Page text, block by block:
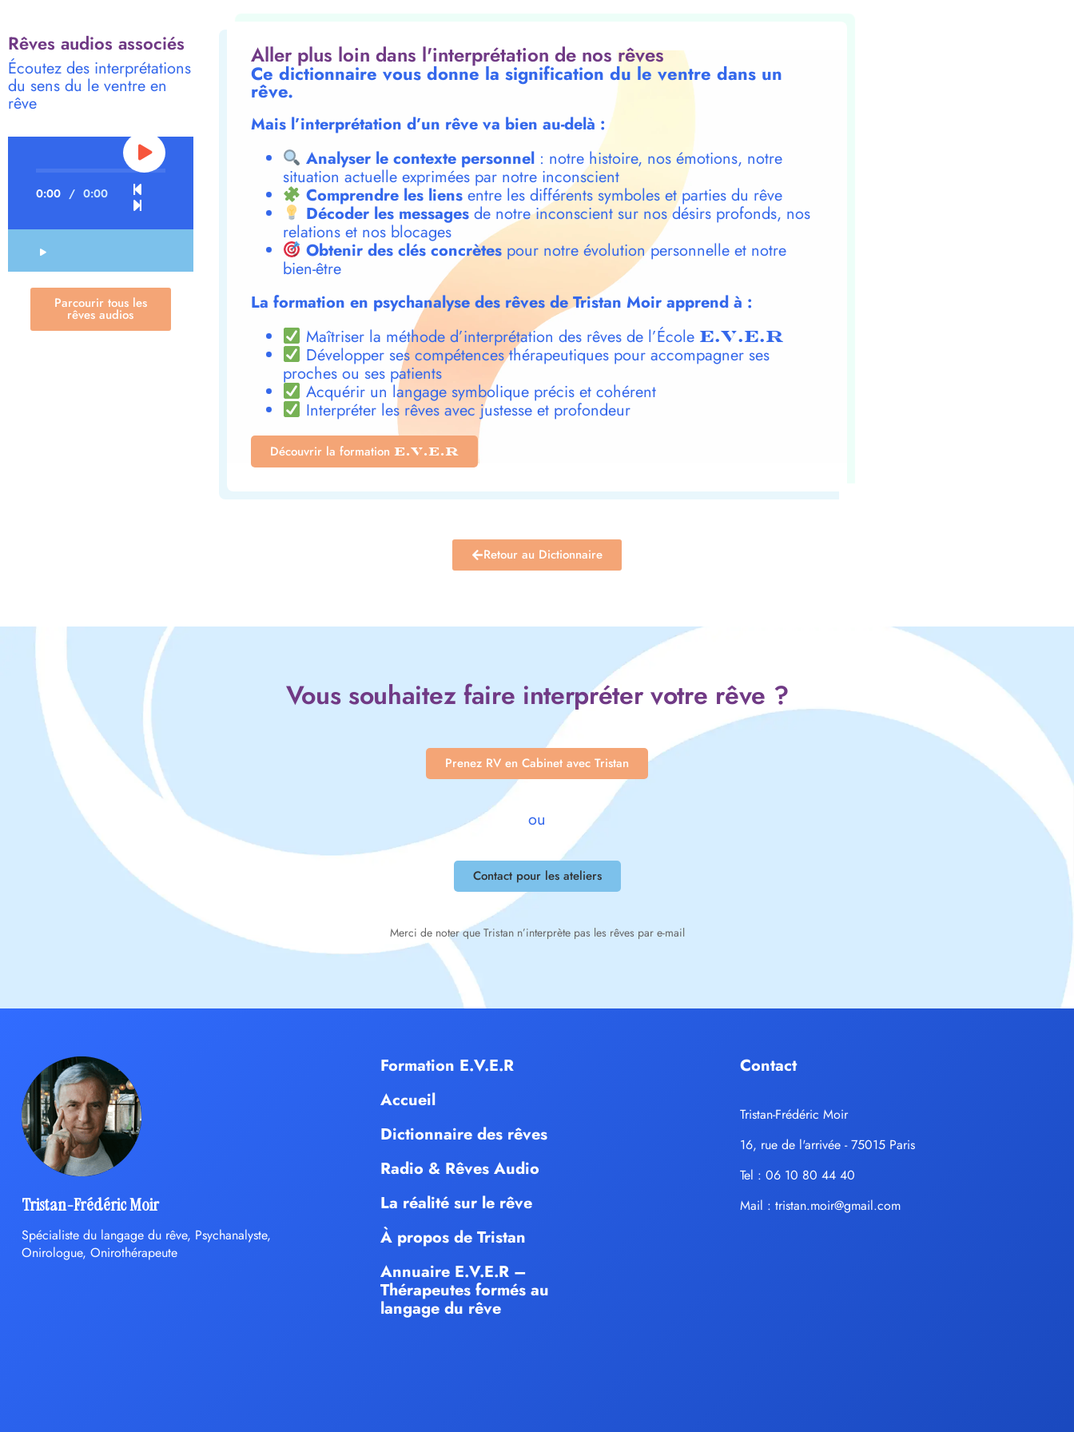
Rêves audios associés
Écoutez des interprétations
du sens du le ventre en
rêve
0:00 / 0:00
Parcourir tous les
rêves audios
Aller plus loin dans l'interprétation de nos rêves
Ce dictionnaire vous donne la signification du le ventre dans un
rêve.
Mais l’interprétation d’un rêve va bien au-delà :
Analyser le contexte personnel: notre histoire, nos émotions, notre
situation actuelle exprimées par notre inconscient
Comprendre les liensentre les différents symboles et parties du rêve
Décoder les messagesde notre inconscient sur nos désirs profonds, nos
relations et nos blocages
Obtenir des clés concrètespour notre évolution personnelle et notre
bien-être
La formation en psychanalyse des rêves de Tristan Moir apprend à :
Maîtriser la méthode d’interprétation des rêves de l’École E.V.E.R
Développer ses compétences thérapeutiques pour accompagner ses
proches ou ses patients
Acquérir un langage symbolique précis et cohérent
Interpréter les rêves avec justesse et profondeur
Découvrir la formation E.V.E.R
Retour au Dictionnaire
Vous souhaitez faire interpréter votre rêve ?
Prenez RV en Cabinet avec Tristan
ou
Contact pour les ateliers
Merci de noter que Tristan n’interprète pas les rêves par e-mail
Tristan-Frédéric Moir
Spécialiste du langage du rêve, Psychanalyste,
Onirologue, Onirothérapeute
Formation E.V.E.R
Accueil
Dictionnaire des rêves
Radio & Rêves Audio
La réalité sur le rêve
À propos de Tristan
Annuaire E.V.E.R –
Thérapeutes formés au
langage du rêve
Contact
Tristan-Frédéric Moir
16, rue de l'arrivée - 75015 Paris
Tel : 06 10 80 44 40
Mail :tristan.moir@gmail.com